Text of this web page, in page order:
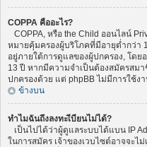
COPPA คืออะไร?
COPPA, หรือ the Child ออนไลน์
หมายคุ้มครองผู้บริโภคที่มีอายุต่ำกว่า
อยู่ภายใต้การดูแลของผู้ปกครอง, โด
13 ปี หากมีความจำเป็นต้องสมัครสม
ปกครองด้วย แต่ phpBB ไม่มีการใช้ง
ข้างบน
ทำไมฉันถึงลงทะเีบียนไม่ได้?
เป็นไปได้ว่าผู้ดูแลระบบได้แบน IP
ในการสมัคร เจ้าของเวบไซต์อาจจะไ